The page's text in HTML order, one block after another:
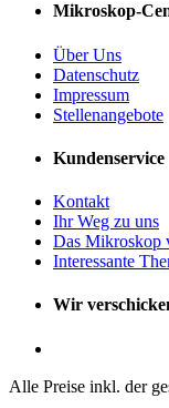
Mikroskop-
Über Uns
Datenschutz
Impressum
Stellenangebote
Kundenservice
Kontakt
Ihr Weg zu uns
Das Mikroskop
Interessante
Wir
Alle Preise inkl. der